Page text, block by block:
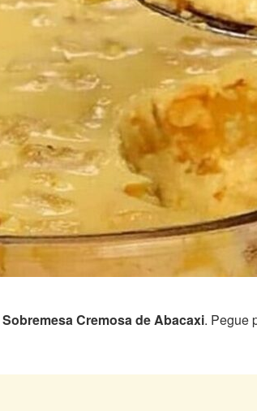
Sobremesa Cremosa de Abacaxi. Pegue